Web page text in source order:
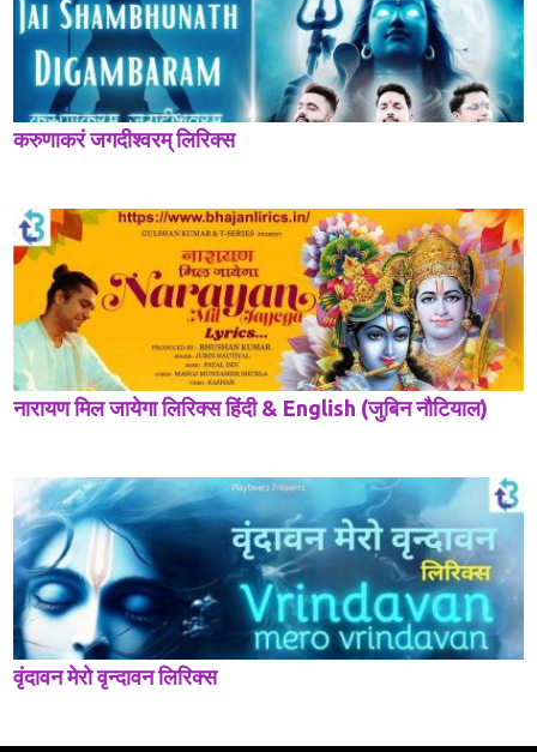
करुणाकरं जगदीश्वरम् लिरिक्स
नारायण मिल जायेगा लिरिक्स हिंदी & English (जुबिन नौटियाल)
वृंदावन मेरो वृन्दावन लिरिक्स